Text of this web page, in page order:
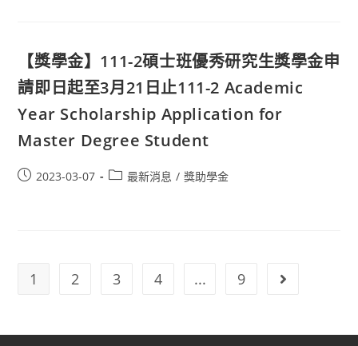
【獎學金】111-2碩士班優秀研究生獎學金申
請即日起至3月21日止111-2 Academic
Year Scholarship Application for
Master Degree Student
2023-03-07 最新消息 / 獎助學金
1 2 3 4 ... 9